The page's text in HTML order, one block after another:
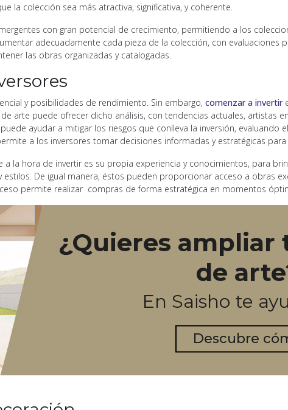
la colección sea más atractiva, significativa, y coherente.
con gran potencial de crecimiento, permitiendo a los
adecuadamente cada pieza de la colección, con evaluaciones
las obras organizadas y catalogadas.
y posibilidades de rendimiento. Sin embargo, comenzar a invertir
arte puede ofrecer dicho análisis, con tendencias actuales, artistas
ayudar a mitigar los riesgos que conlleva la inversión, evaluando
a los inversores tomar decisiones informadas y estratégicas
la hora de invertir es su propia experiencia y conocimientos, para
De igual manera, éstos pueden proporcionar acceso a obras
permite realizar compras de forma estratégica en momentos
¿Quieres ampliar
de
En Saisho te
Descubre